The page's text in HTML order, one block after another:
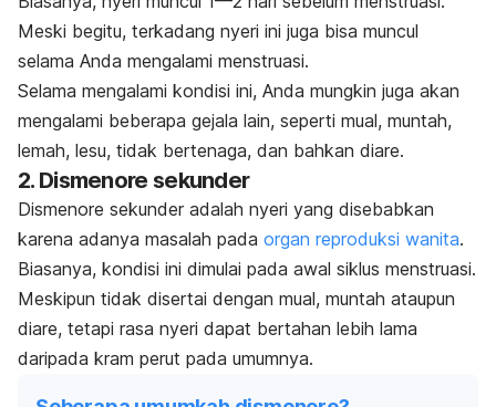
Meski begitu, terkadang nyeri ini juga bisa muncul
selama Anda mengalami menstruasi.
Selama mengalami kondisi ini, Anda mungkin juga akan
mengalami beberapa gejala lain, seperti mual, muntah,
lemah, lesu, tidak bertenaga, dan bahkan diare.
2. Dismenore sekunder
Dismenore sekunder adalah nyeri yang disebabkan
karena adanya masalah pada organ reproduksi wanita.
Biasanya, kondisi ini dimulai pada awal siklus menstruasi.
Meskipun tidak disertai dengan mual, muntah ataupun
diare, tetapi rasa nyeri dapat bertahan lebih lama
daripada kram perut pada umumnya.